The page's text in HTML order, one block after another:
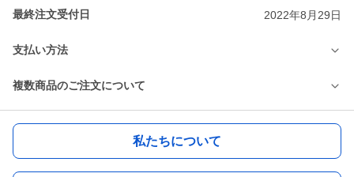
最終注文受付日 2022年8月29日
支払い方法
複数商品のご注文について
私たちについて